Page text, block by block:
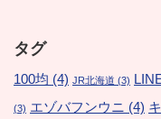
タグ
100均 (4) JR北海道 (3)
(3) エゾバフンウニ (4)